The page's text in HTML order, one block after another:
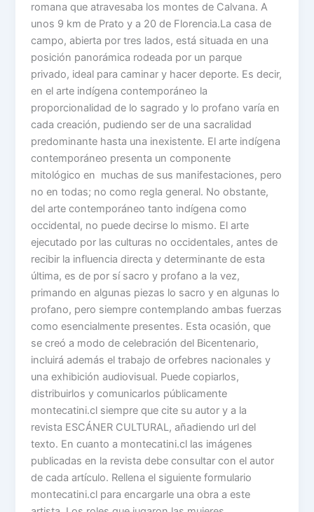
romana que atravesaba los montes de Calvana. A
unos 9 km de Prato y a 20 de Florencia.La casa de
campo, abierta por tres lados, está situada en una
posición panorámica rodeada por un parque
privado, ideal para caminar y hacer deporte. Es decir,
en el arte indígena contemporáneo la
proporcionalidad de lo sagrado y lo profano varía en
cada creación, pudiendo ser de una sacralidad
predominante hasta una inexistente. El arte indígena
contemporáneo presenta un componente
mitológico en muchas de sus manifestaciones, pero
no en todas; no como regla general. No obstante,
del arte contemporáneo tanto indígena como
occidental, no puede decirse lo mismo. El arte
ejecutado por las culturas no occidentales, antes de
recibir la influencia directa y determinante de esta
última, es de por sí sacro y profano a la vez,
primando en algunas piezas lo sacro y en algunas lo
profano, pero siempre contemplando ambas fuerzas
como esencialmente presentes. Esta ocasión, que
se creó a modo de celebración del Bicentenario,
incluirá además el trabajo de orfebres nacionales y
una exhibición audiovisual. Puede copiarlos,
distribuirlos y comunicarlos públicamente
montecatini.cl siempre que cite su autor y a la
revista ESCÁNER CULTURAL, añadiendo url del
texto. En cuanto a montecatini.cl las imágenes
publicadas en la revista debe consultar con el autor
de cada artículo. Rellena el siguiente formulario
montecatini.cl para encargarle una obra a este